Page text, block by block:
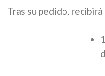
Tras su pedido,